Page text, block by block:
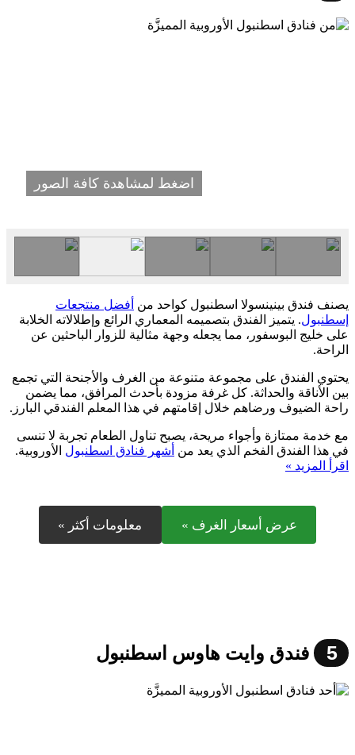
اضغط لمشاهدة كافة الصور
يصنف فندق بينينسولا اسطنبول كواحد من أفضل منتجعات
إسطنبول. يتميز الفندق بتصميمه المعماري الرائع وإطلالاته الخلابة
على خليج البوسفور، مما يجعله وجهة مثالية للزوار الباحثين عن
الراحة.
يحتوي الفندق على مجموعة متنوعة من الغرف والأجنحة التي تجمع
بين الأناقة والحداثة. كل غرفة مزودة بأحدث المرافق، مما يضمن
راحة الضيوف ورضاهم خلال إقامتهم في هذا المعلم الفندقي البارز.
مع خدمة ممتازة وأجواء مريحة، يصبح تناول الطعام تجربة لا تنسى
في هذا الفندق الفخم الذي يعد من أشهر فنادق اسطنبول الأوروبية.
اقرأ المزيد »
عرض أسعار الغرف » معلومات أكثر »
5 فندق وايت هاوس اسطنبول